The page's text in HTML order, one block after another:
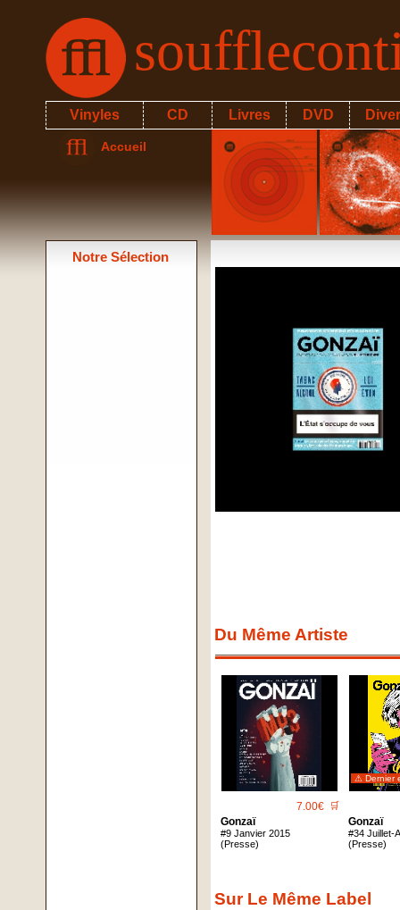
Vinyles CD Livres DVD
Accueil
Notre Sélection
Du Même Artiste
7.00€ 🛒
Gonzaï
#9 Janvier 2015
(Presse)
⚠ Dernier
Gonzaï
#34 Juillet-
(Presse)
Sur Le Même Label